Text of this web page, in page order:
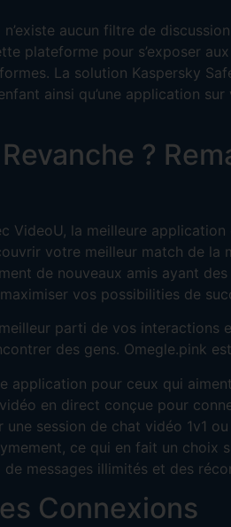
aucun filtre de
plateforme pour s’exposer
La solution Kaspersky
ainsi qu’une application
?
VideoU, la meilleure
votre meilleur match de
de nouveaux amis ayant
vos possibilities de
parti de vos interactions
des gens. Omegle.pink
application pour ceux qui
en direct conçue pour
session de chat vidéo 1v1
ce qui en fait un choix
de messages illimités et des
Connexions